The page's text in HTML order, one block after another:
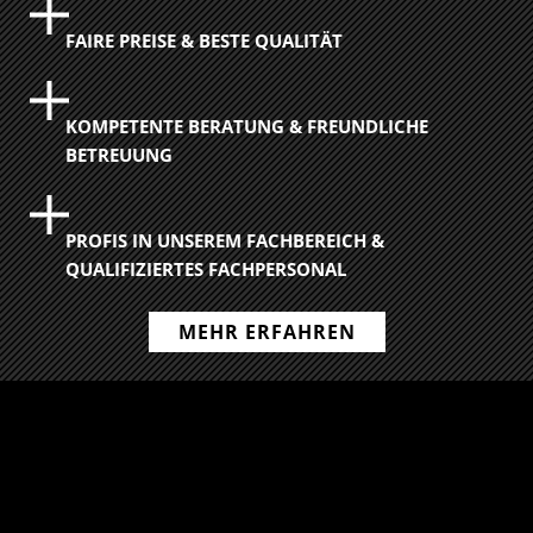
FAIRE PREISE & BESTE QUALITÄT
KOMPETENTE BERATUNG & FREUNDLICHE
BETREUUNG
PROFIS IN UNSEREM FACHBEREICH &
QUALIFIZIERTES FACHPERSONAL
MEHR ERFAHREN